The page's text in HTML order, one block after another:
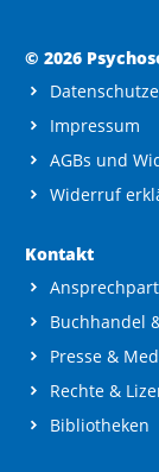
© 2026
Impressum
AGBs und
Widerruf
Kontakt
Buchhandel
Presse &
Rechte &
Bibliotheken